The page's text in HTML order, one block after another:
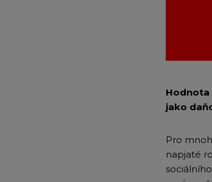
Hodnota
jako
Pro
napjaté